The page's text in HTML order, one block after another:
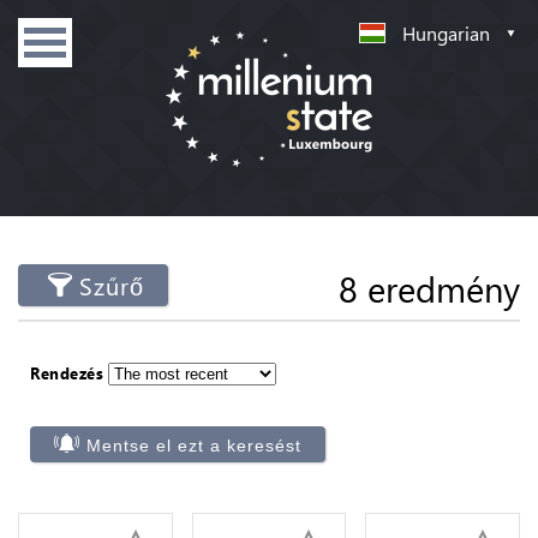
Hungarian
Szűrő 8 eredmény
Rendezés
Mentse el ezt a keresést